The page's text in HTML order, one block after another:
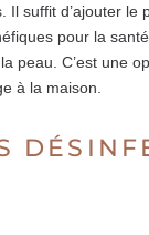
suffit d’ajouter le
pour la
peau. C’est une
à la maison.